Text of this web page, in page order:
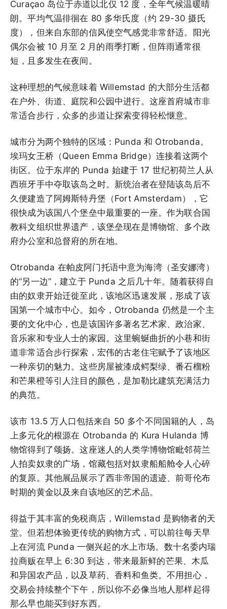
Curaçao 岛位于赤道以北仅 12 度，全年气候温暖晴
朗。平均气温徘徊在 80 多华氏度（约 29-30 摄氏
度），但来自东部的信风使空气感觉非常舒适。阳光
偶尔会被 10 月至 2 月的雨季打断，但阵雨通常很
短，且多发生在夜间。
这种理想的气候意味着 Willemstad 的大部分生活都
在户外、街道、庭院和公园中进行。这座首府城市非
常适合步行，众多的步道让探索变得轻松惬意。
城市分为两个独特的区域：Punda 和 Otrobanda。
埃玛女王桥（Queen Emma Bridge）连接着这两个
街区。位于东岸的 Punda 始建于 17 世纪初荷兰人从
西班牙手中夺取该岛之时。新统治者在登陆该岛后不
久便建造了阿姆斯特丹堡（Fort Amsterdam），它
很快成为该国八个堡垒中最重要的一座。作为联合国
教科文组织世界遗产，该堡垒现在是博物馆、多个政
府办公室和总督府的所在地。
Otrobanda 在帕皮阿门托语中意为海湾（圣安娜湾）
的“另一边”，建立于 Punda 之后几十年。随着获得自
由的奴隶开始迁徙至此，该地区迅速发展，形成了该
国第一个城市中心。如今，Otrobanda 仍然是一个主
要的文化中心，也是该国许多著名艺术家、政治家、
音乐家和专业人士的家园。这里蜿蜒曲折的小巷和街
道非常适合步行探索，宏伟的古老住宅赋予了该地区
一种亲切的魅力。这些房屋被漆成鳄梨绿、番石榴粉
和芒果橙等引人注目的颜色，是加勒比建筑充满活力
的典范。
该市 13.5 万人口包括来自 50 多个不同国籍的人，岛
上多元化的根源在 Otrobanda 的 Kura Hulanda 博
物馆得到了颂扬。这座迷人的人类学博物馆毗邻荷兰
人拍卖奴隶的广场，馆藏包括对奴隶船船舱令人心碎
的复原。其他展品展示了西非帝国的遗迹、前哥伦布
时期的黄金以及来自该地区的艺术品。
得益于其丰富的免税商店，Willemstad 是购物者的天
堂。但若想体验更传统的购物方式，可以前往每天早
上在河流 Punda 一侧兴起的水上市场。数十名委内瑞
拉商贩在早上 6:30 到达，带来最新鲜的芒果、木瓜
和异国农产品，以及草药、香料和鱼类。不用担心，
交易会持续整个下午，所以你不必像当地人那样起得
那么早也能买到好东西。